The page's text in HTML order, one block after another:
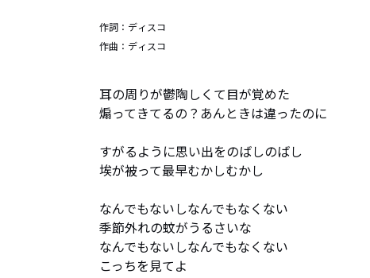
作詞： ディスコ
作曲： ディスコ
耳の周りが鬱陶しくて目が覚めた
煽ってきてるの？あんときは違ったのに
すがるように思い出をのばしのばし
埃が被って最早むかしむかし
なんでもないしなんでもなくない
季節外れの蚊がうるさいな
なんでもないしなんでもなくない
こっちを見てよ